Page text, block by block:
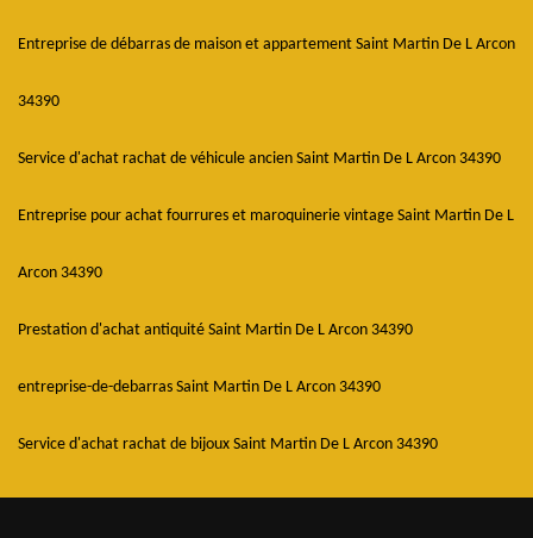
Entreprise de débarras de maison et appartement Saint Martin De L Arcon
34390
Service d'achat rachat de véhicule ancien Saint Martin De L Arcon 34390
Entreprise pour achat fourrures et maroquinerie vintage Saint Martin De L
Arcon 34390
Prestation d'achat antiquité Saint Martin De L Arcon 34390
entreprise-de-debarras Saint Martin De L Arcon 34390
Service d'achat rachat de bijoux Saint Martin De L Arcon 34390